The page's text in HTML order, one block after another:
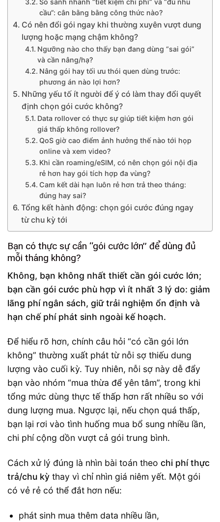
So sánh nhanh “tiết kiệm chi phí” và “đủ nhu
cầu”: cân bằng bằng công thức nào?
Có nên đổi gói ngay khi thường xuyên vượt dung
lượng hoặc mạng chậm không?
Ngưỡng nào cho thấy bạn đang dùng “sai gói”
và cần nâng/hạ?
Nâng gói hay tối ưu thói quen dùng trước:
phương án nào lợi hơn?
Những yếu tố ít người để ý có làm thay đổi quyết
định chọn gói cước không?
Data rollover có thực sự giúp tiết kiệm hơn gói
giá thấp không rollover?
QoS giờ cao điểm ảnh hưởng thế nào tới họp
online và xem video?
Khi cần roaming/eSIM, có nên chọn gói nội địa
rẻ hơn hay gói tích hợp đa vùng?
Cam kết dài hạn luôn rẻ hơn trả theo tháng:
đúng hay sai?
Tổng kết hành động: chọn gói cước đúng ngay
từ chu kỳ tới
Bạn có thực sự cần “gói cước lớn” để dùng đủ
mỗi tháng không?
Không, bạn không nhất thiết cần gói cước lớn;
bạn cần gói cước phù hợp vì ít nhất 3 lý do: giảm
lãng phí ngân sách, giữ trải nghiệm ổn định và
hạn chế phí phát sinh ngoài kế hoạch.
Để hiểu rõ hơn, chính câu hỏi “có cần gói lớn
không” thường xuất phát từ nỗi sợ thiếu dung
lượng vào cuối kỳ. Tuy nhiên, nỗi sợ này dễ đẩy
bạn vào nhóm “mua thừa để yên tâm”, trong khi
tổng mức dùng thực tế thấp hơn rất nhiều so với
dung lượng mua. Ngược lại, nếu chọn quá thấp,
bạn lại rơi vào tình huống mua bổ sung nhiều lần,
chi phí cộng dồn vượt cả gói trung bình.
Cách xử lý đúng là nhìn bài toán theo chi phí thực
trả/chu kỳ thay vì chỉ nhìn giá niêm yết. Một gói
có vẻ rẻ có thể đắt hơn nếu:
phát sinh mua thêm data nhiều lần,